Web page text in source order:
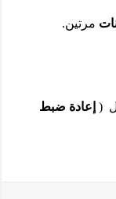
مرتين.
(إعادة ضبط